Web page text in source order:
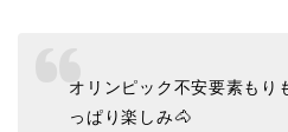
オリンピック不安要素もり
っぱり楽しみ🐴